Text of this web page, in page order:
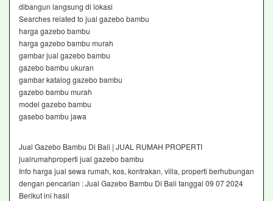
dibangun langsung di lokasi
Searches related to jual gazebo bambu
harga gazebo bambu
harga gazebo bambu murah
gambar jual gazebo bambu
gazebo bambu ukuran
gambar katalog gazebo bambu
gazebo bambu murah
model gazebo bambu
gasebo bambu jawa
Jual Gazebo Bambu Di Bali | JUAL RUMAH PROPERTI
jualrumahproperti jual gazebo bambu
Info harga jual sewa rumah, kos, kontrakan, villa, properti berhubungan
dengan pencarian : Jual Gazebo Bambu Di Bali tanggal 09 07 2024
Berikut ini hasil